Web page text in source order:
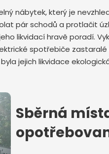
nábytek, který je
pár schodů a protlačit
likvidací hravě poradí.
spotřebiče
jejich likvidace
Sběrná